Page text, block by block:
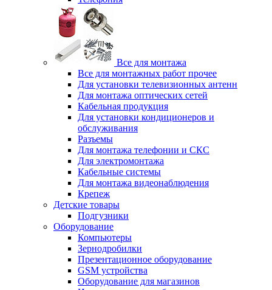
Все для монтажа
Все для монтажных работ прочее
Для установки телевизионных антенн
Для монтажа оптических сетей
Кабельная продукция
Для установки кондиционеров и
обслуживания
Разъемы
Для монтажа телефонии и СКС
Для электромонтажа
Кабельные системы
Для монтажа видеонаблюдения
Крепеж
Детские товары
Подгузники
Оборудование
Компьютеры
Зернодробилки
Презентационное оборудование
GSM устройства
Оборудование для магазинов